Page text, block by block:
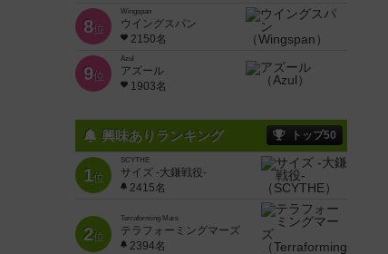
8位
Wingspan
ウイングスパン
2150名
9位
Azul
アズール
1903名
興味ありランキング トップ50
1位
SCYTHE
サイズ -大鎌戦役-
2415名
2位
Terraforming Mars
テラフォーミングマーズ
2394名